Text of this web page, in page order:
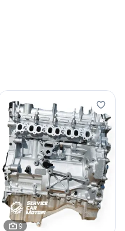
9